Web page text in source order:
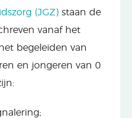
(JGZ) staan de
vanaf het
begeleiden van
en jongeren van 0